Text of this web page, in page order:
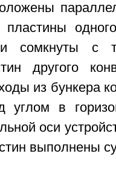
пластины
сомкнуты с
другого
из бункера
углом в
оси
выполнены